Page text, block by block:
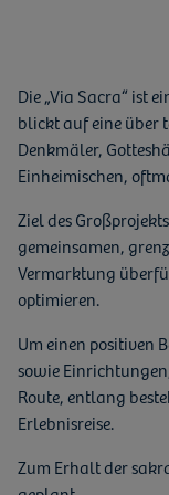
Die „Via Sacra“ ist
blickt auf eine über
Denkmäler,
Einheimischen,
Ziel des
gemeinsamen,
Vermarktung
optimieren.
Um einen positiven
sowie
Route, entlang
Erlebnisreise.
Zum Erhalt der